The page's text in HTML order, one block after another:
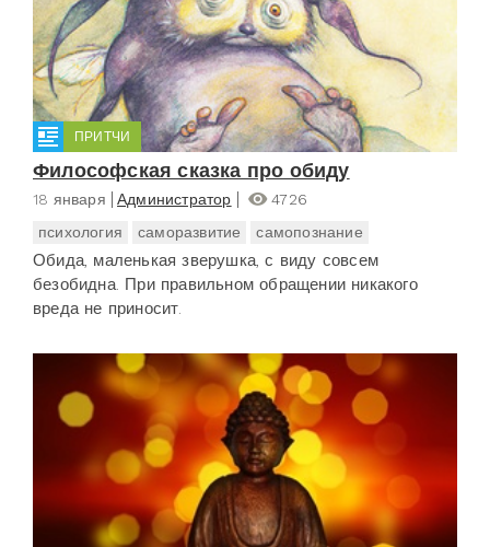
ПРИТЧИ
Философская сказка про обиду
18 января Администратор
4726
психология
саморазвитие самопознание
Обида, маленькая зверушка, с виду совсем
безобидна. При правильном обращении никакого
вреда не приносит.